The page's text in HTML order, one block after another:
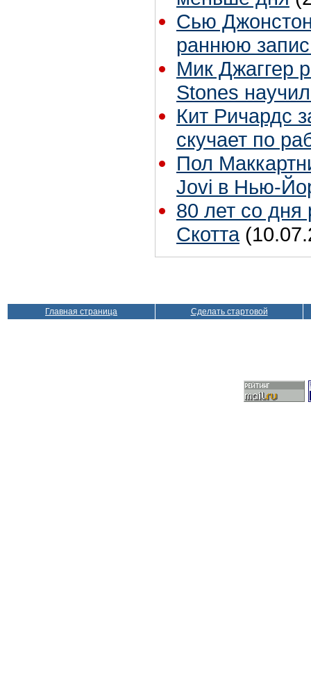
Сью
раннюю
Мик Джаггер
Stones
Кит Ричардс
скучает по
Пол
Jovi в Нью-
80 лет со
Скотта
Главная страница Сделать стартовой